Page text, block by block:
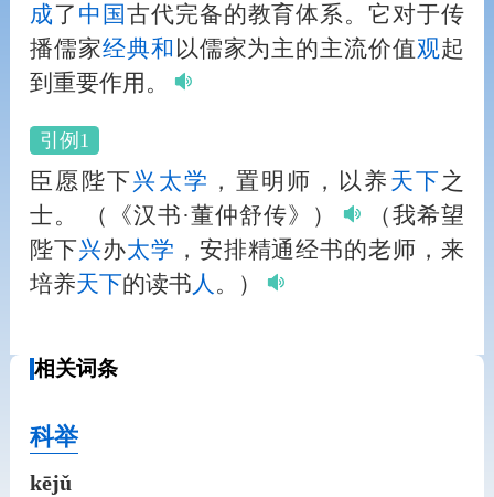
成了 中国 古代完备的教育体系。它对于传
播儒家经典和 以儒家为主的主流价值观起
到重要作用。
引例1
臣愿陛下兴太学 ，置明师，以养 天下之
士。
（《汉书·董仲舒传》）
（我希望
陛下兴办太学 ，安排精通经书的老师，来
培养天下的读书 人 。）
相关词条
科举
kējǔ